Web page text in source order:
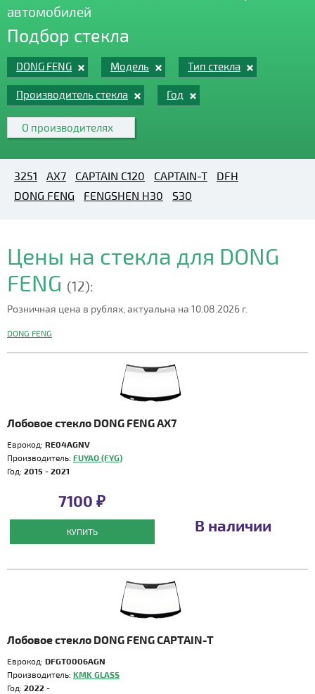
автомобилей
Подбор стекла
DONG FENG Модель Тип стекла
Производитель стекла Год
О производителях
3251 AX7 CAPTAIN C120 CAPTAIN-T
DFH
DONG FENG
FENGSHEN H30 S30
Цены на стекла для DONG
FENG (12):
Розничная цена в рублях, актуальна на 10.08.2026 г.
DONG FENG
Лобовое стекло DONG FENG AX7
Еврокод: RE04AGNV
Производитель: FUYAO (FYG)
Год: 2015 - 2021
7100 ₽
КУПИТЬ В наличии
Лобовое стекло DONG FENG CAPTAIN-T
Еврокод: DFGT0006AGN
Производитель: KMK GLASS
Год: 2022 -